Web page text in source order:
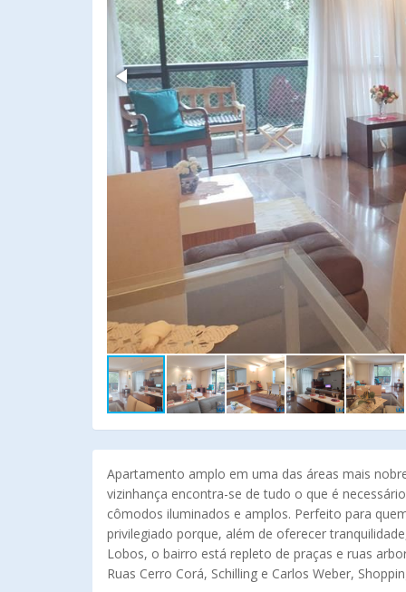
Apartamento amplo em uma das áreas mais
vizinhança encontra-se de tudo o que é
cômodos iluminados e amplos. Perfeito para
privilegiado porque, além de oferecer
Lobos, o bairro está repleto de praças e ruas
Ruas Cerro Corá, Schilling e Carlos Weber,